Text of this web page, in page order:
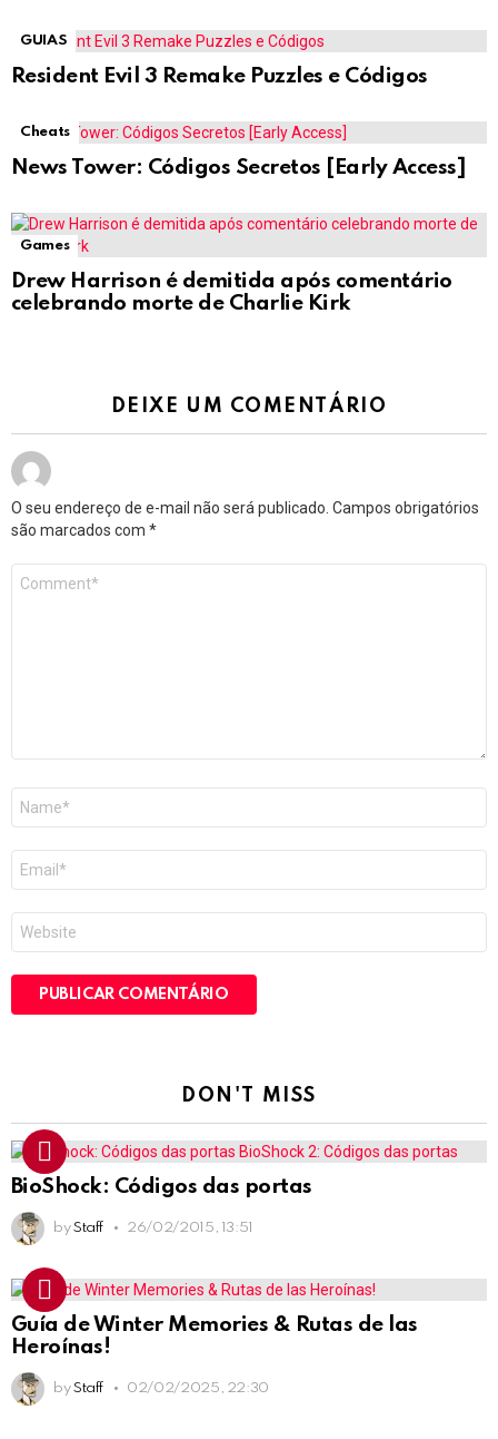
GUIAS
Resident Evil 3 Remake Puzzles e Códigos
Cheats
News Tower: Códigos Secretos [Early Access]
Games
Drew Harrison é demitida após comentário
celebrando morte de Charlie Kirk
DEIXE UM COMENTÁRIO
O seu endereço de e-mail não será publicado. Campos obrigatórios
são marcados com *
mail
*
DON'T MISS
BioShock: Códigos das portas
by Staff 26/02/2015, 13:51
Guía de Winter Memories & Rutas de las
Heroínas!
by Staff 02/02/2025, 22:30